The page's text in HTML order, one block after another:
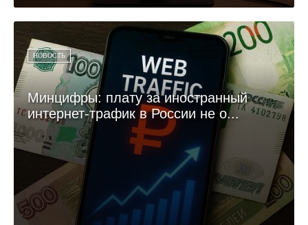
НОВОСТЬ
Минцифры: плату за иностранный
интернет-трафик в России не о...